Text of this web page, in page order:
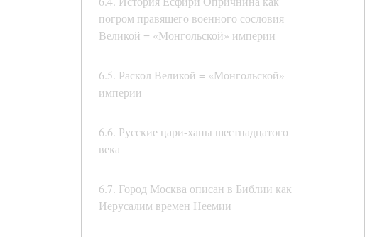
погром правящего военного сословия
Великой = «Монгольской» империи
6.5. Раскол Великой = «Монгольской»
империи
6.6. Русские цари-ханы шестнадцатого
века
6.7. Город Москва описан в Библии как
Иерусалим времен Неемии